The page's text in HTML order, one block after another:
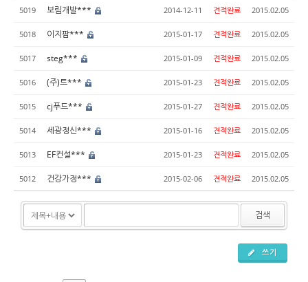
5019 보림개발*** 2014-12-11 견적완료 2015.02.05
5018 이지팜*** 2015-01-17 견적완료 2015.02.05
5017 steg*** 2015-01-09 견적완료 2015.02.05
5016 (주)트*** 2015-01-23 견적완료 2015.02.05
5015 cj푸드*** 2015-01-27 견적완료 2015.02.05
5014 세광정신*** 2015-01-16 견적완료 2015.02.05
5013 EF컨설*** 2015-01-23 견적완료 2015.02.05
5012 건강가정*** 2015-02-06 견적완료 2015.02.05
검색
쓰기